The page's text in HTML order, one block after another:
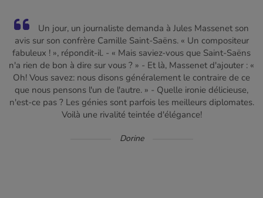
Un jour, un journaliste demanda à Jules Massenet son
avis sur son confrère Camille Saint-Saëns. « Un compositeur
fabuleux ! », répondit-il. - « Mais saviez-vous que Saint-Saëns
n'a rien de bon à dire sur vous ? » - Et là, Massenet d'ajouter : «
Oh! Vous savez: nous disons généralement le contraire de ce
que nous pensons l'un de l'autre. » - Quelle ironie délicieuse,
n'est-ce pas ? Les génies sont parfois les meilleurs diplomates.
Voilà une rivalité teintée d'élégance!
Dorine